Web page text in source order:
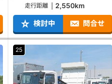
走行距離 2,550km
検討中 問合せ
25